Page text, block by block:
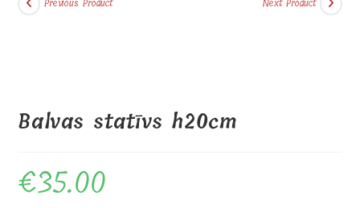
Previous Product Next Product
Balvas statīvs h20cm
€35.00